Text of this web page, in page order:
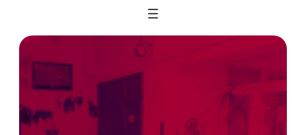
tartalomhoz